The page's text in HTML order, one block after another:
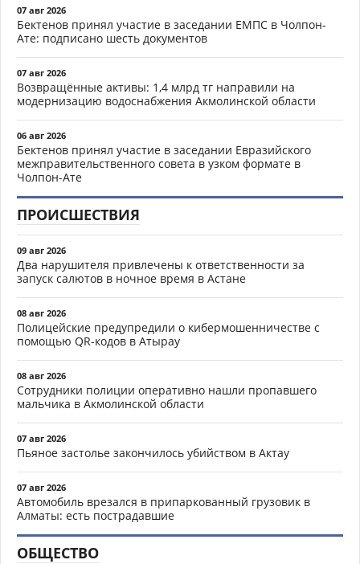
07 авг 2026
Бектенов принял участие в заседании ЕМПС в Чолпон-
Ате: подписано шесть документов
07 авг 2026
Возвращённые активы: 1,4 млрд тг направили на
модернизацию водоснабжения Акмолинской области
06 авг 2026
Бектенов принял участие в заседании Евразийского
межправительственного совета в узком формате в
Чолпон-Ате
ПРОИСШЕСТВИЯ
09 авг 2026
Два нарушителя привлечены к ответственности за
запуск салютов в ночное время в Астане
08 авг 2026
Полицейские предупредили о кибермошенничестве с
помощью QR-кодов в Атырау
08 авг 2026
Сотрудники полиции оперативно нашли пропавшего
мальчика в Акмолинской области
07 авг 2026
Пьяное застолье закончилось убийством в Актау
07 авг 2026
Автомобиль врезался в припаркованный грузовик в
Алматы: есть пострадавшие
ОБЩЕСТВО